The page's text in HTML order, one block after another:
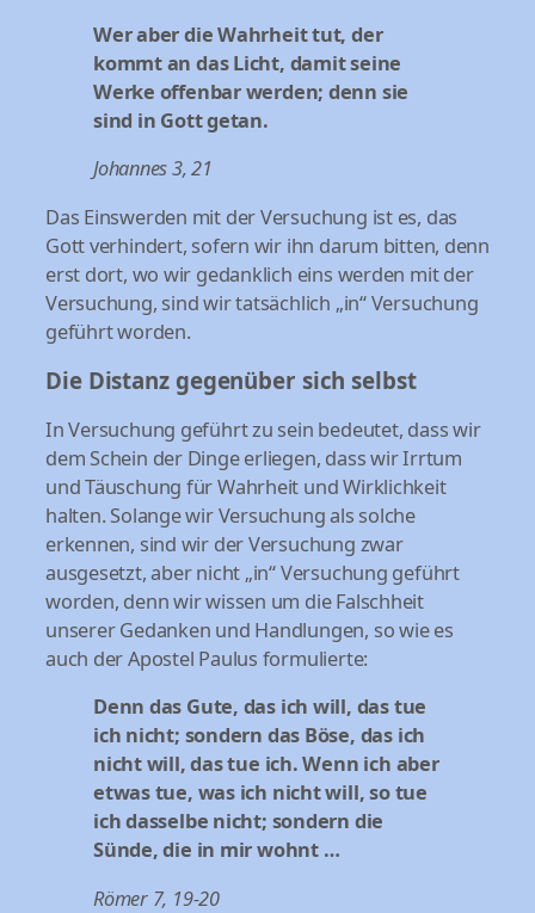
Wer aber die Wahrheit tut, der
kommt an das Licht, damit seine
Werke offenbar werden; denn sie
sind in Gott getan.
Johannes 3, 21
Das Einswerden mit der Versuchung ist es, das
Gott verhindert, sofern wir ihn darum bitten, denn
erst dort, wo wir gedanklich eins werden mit der
Versuchung, sind wir tatsächlich „in“ Versuchung
geführt worden.
Die Distanz gegenüber sich selbst
In Versuchung geführt zu sein bedeutet, dass wir
dem Schein der Dinge erliegen, dass wir Irrtum
und Täuschung für Wahrheit und Wirklichkeit
halten. Solange wir Versuchung als solche
erkennen, sind wir der Versuchung zwar
ausgesetzt, aber nicht „in“ Versuchung geführt
worden, denn wir wissen um die Falschheit
unserer Gedanken und Handlungen, so wie es
auch der Apostel Paulus formulierte:
Denn das Gute, das ich will, das tue
ich nicht; sondern das Böse, das ich
nicht will, das tue ich. Wenn ich aber
etwas tue, was ich nicht will, so tue
ich dasselbe nicht; sondern die
Sünde, die in mir wohnt …
Römer 7, 19-20